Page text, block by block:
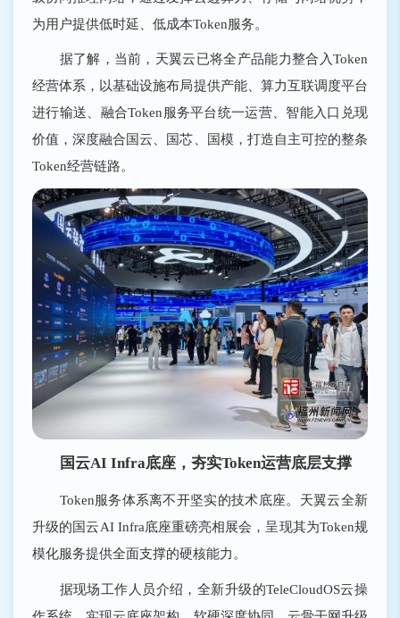
为用户提供低时延、低成本Token服务。
据了解，当前，天翼云已将全产品能力整合入Token
经营体系，以基础设施布局提供产能、算力互联调度平台
进行输送、融合Token服务平台统一运营、智能入口兑现
价值，深度融合国云、国芯、国模，打造自主可控的整条
Token经营链路。
国云AI Infra底座，夯实Token运营底层支撑
Token服务体系离不开坚实的技术底座。天翼云全新
升级的国云AI Infra底座重磅亮相展会，呈现其为Token规
模化服务提供全面支撑的硬核能力。
据现场工作人员介绍，全新升级的TeleCloudOS云操